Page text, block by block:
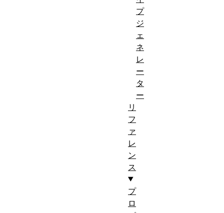
プ
ジ
ェ
ネ
レ
ー
タ
ー
リ
フ
ァ
レ
ン
ス
プ
ロ